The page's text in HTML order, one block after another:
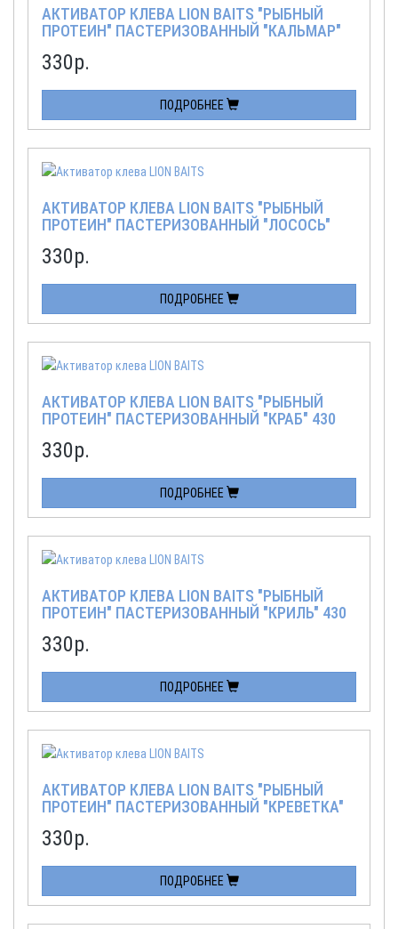
АКТИВАТОР КЛЕВА LION BAITS "РЫБНЫЙ
ПРОТЕИН" ПАСТЕРИЗОВАННЫЙ "КАЛЬМАР"
330р.
ПОДРОБНЕЕ
АКТИВАТОР КЛЕВА LION BAITS "РЫБНЫЙ
ПРОТЕИН" ПАСТЕРИЗОВАННЫЙ "ЛОСОСЬ"
330р.
ПОДРОБНЕЕ
АКТИВАТОР КЛЕВА LION BAITS "РЫБНЫЙ
ПРОТЕИН" ПАСТЕРИЗОВАННЫЙ "КРАБ" 430
330р.
ПОДРОБНЕЕ
АКТИВАТОР КЛЕВА LION BAITS "РЫБНЫЙ
ПРОТЕИН" ПАСТЕРИЗОВАННЫЙ "КРИЛЬ" 430
330р.
ПОДРОБНЕЕ
АКТИВАТОР КЛЕВА LION BAITS "РЫБНЫЙ
ПРОТЕИН" ПАСТЕРИЗОВАННЫЙ "КРЕВЕТКА"
330р.
ПОДРОБНЕЕ